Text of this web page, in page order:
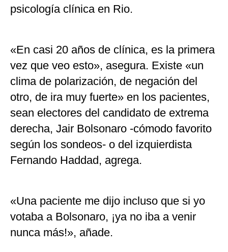
psicología clínica en Rio.
«En casi 20 años de clínica, es la primera
vez que veo esto», asegura. Existe «un
clima de polarización, de negación del
otro, de ira muy fuerte» en los pacientes,
sean electores del candidato de extrema
derecha, Jair Bolsonaro -cómodo favorito
según los sondeos- o del izquierdista
Fernando Haddad, agrega.
«Una paciente me dijo incluso que si yo
votaba a Bolsonaro, ¡ya no iba a venir
nunca más!», añade.